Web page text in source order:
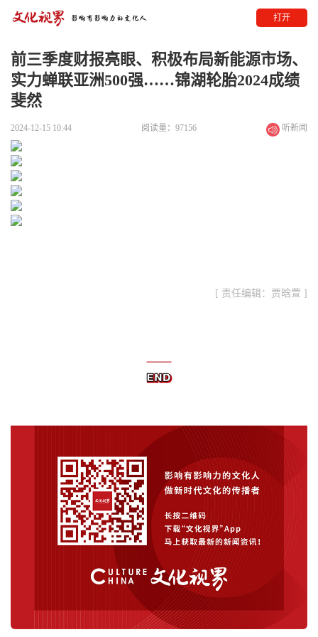
打开
前三季度财报亮眼、积极布局新能源市场、
实力蝉联亚洲500强……锦湖轮胎2024成绩
斐然
2024-12-15 10:44 阅读量：97156 听新闻
[ 责任编辑：贾晗萱 ]